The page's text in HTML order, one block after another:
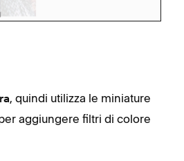
, quindi utilizza le miniature
aggiungere filtri di colore